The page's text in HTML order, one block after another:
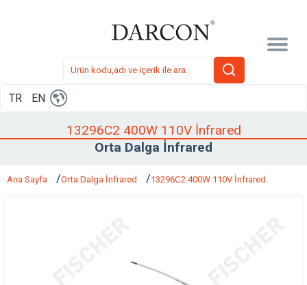
TR EN
13296C2 400W 110V İnfrared
Orta Dalga İnfrared
Ana Sayfa Orta Dalga İnfrared 13296C2 400W 110V İnfrared